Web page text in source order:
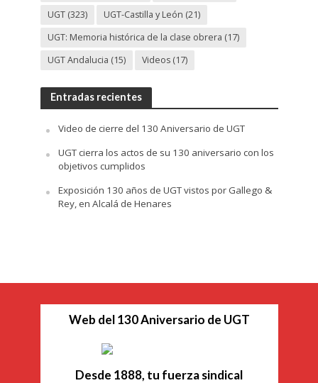
UGT(323) UGT-Castilla y León (21)
UGT: Memoria histórica de la clase obrera (17)
UGT Andalucia (15) Videos(17)
Entradas recientes
Video de cierre del 130 Aniversario de UGT
UGT cierra los actos de su 130 aniversario con los
objetivos cumplidos
Exposición 130 años de UGT vistos por Gallego &
Rey, en Alcalá de Henares
Web del 130 Aniversario de UGT
Desde 1888, tu fuerza sindical